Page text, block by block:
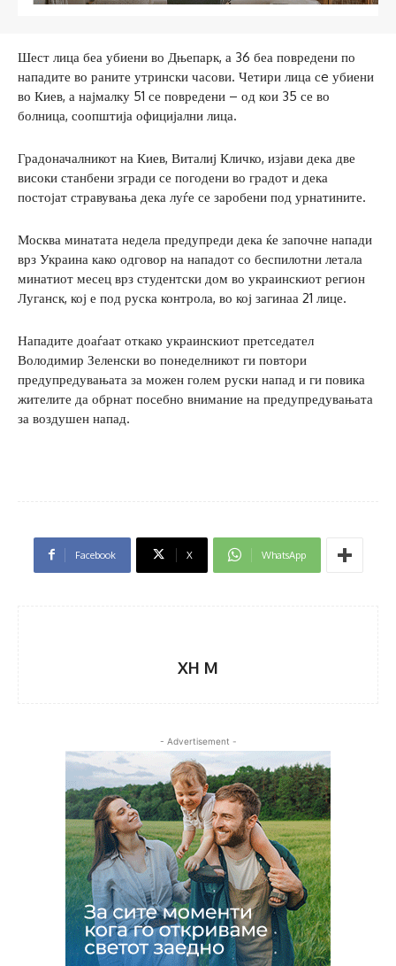
Шест лица беа убиени во Дњепарк, а 36 беа повредени по
нападите во раните утрински часови. Четири лица сe убиени
во Киев, а најмалку 51 се повредени – од кои 35 се во
болница, соопштија официјални лица.
Градоначалникот на Киев, Виталиј Кличко, изјави дека две
високи станбени згради се погодени во градот и дека
постојат стравувања дека луѓе се заробени под урнатините.
Москва минатата недела предупреди дека ќе започне напади
врз Украина како одговор на нападот со беспилотни летала
минатиот месец врз студентски дом во украинскиот регион
Луганск, кој е под руска контрола, во кој загинаа 21 лице.
Нападите доаѓаат откако украинскиот претседател
Володимир Зеленски во понеделникот ги повтори
предупредувањата за можен голем руски напад и ги повика
жителите да обрнат посебно внимание на предупредувањата
за воздушен напад.
Facebook X WhatsApp
XH M
- Advertisement -